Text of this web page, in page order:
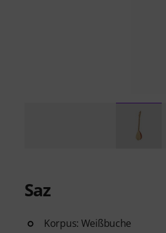
Saz
Korpus: Weißbuche